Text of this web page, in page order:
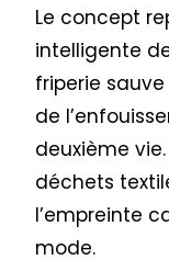
Le concept
intelligente
friperie
de
deuxième
déchets
l’empreinte
mode.